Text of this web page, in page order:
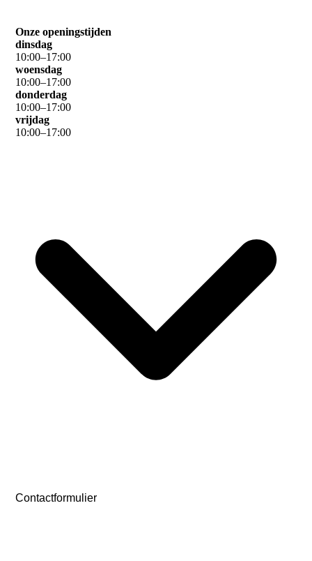
Onze openingstijden
dinsdag
10:00–17:00
woensdag
10:00–17:00
donderdag
10:00–17:00
vrijdag
10:00–17:00
Contactformulier